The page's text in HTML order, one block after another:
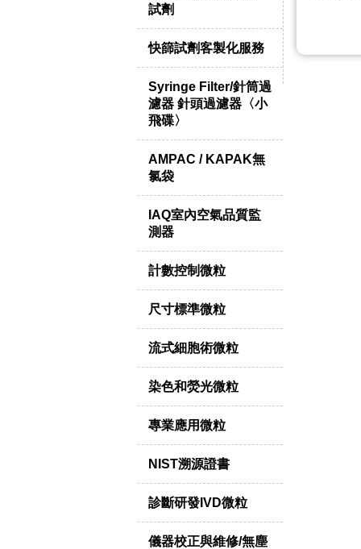
試劑
快篩試劑客製化服務
Syringe Filter/針筒過
濾器 針頭過濾器〈小
飛碟〉
AMPAC / KAPAK無
氯袋
IAQ室內空氣品質監
測器
計數控制微粒
尺寸標準微粒
流式細胞術微粒
染色和熒光微粒
專業應用微粒
NIST溯源證書
診斷研發IVD微粒
儀器校正與維修/無塵